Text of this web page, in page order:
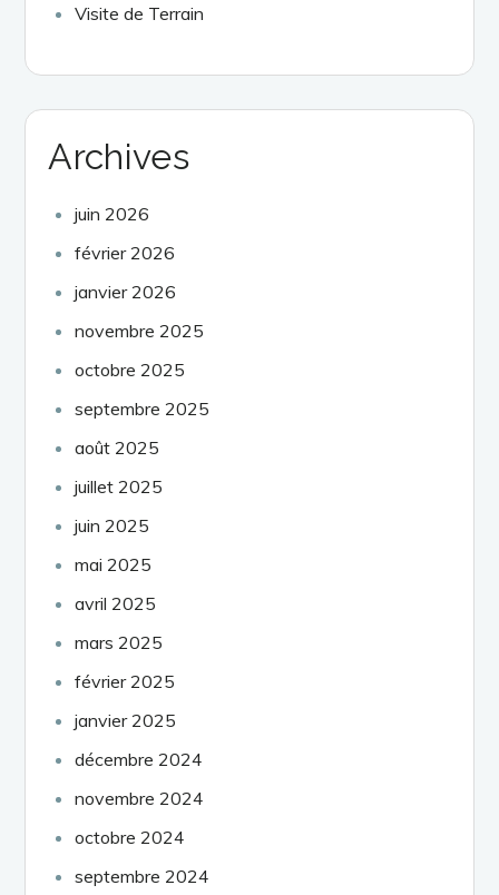
Visite de Terrain
Archives
juin 2026
février 2026
janvier 2026
novembre 2025
octobre 2025
septembre 2025
août 2025
juillet 2025
juin 2025
mai 2025
avril 2025
mars 2025
février 2025
janvier 2025
décembre 2024
novembre 2024
octobre 2024
septembre 2024